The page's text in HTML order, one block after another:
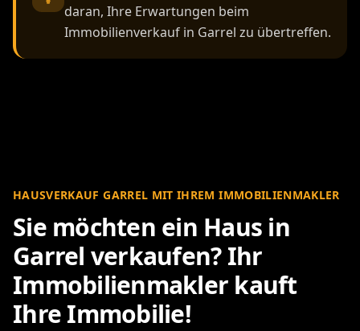
daran, Ihre Erwartungen beim
Immobilienverkauf in Garrel zu übertreffen.
HAUSVERKAUF GARREL MIT IHREM IMMOBILIENMAKLER
Sie möchten ein Haus in
Garrel verkaufen? Ihr
Immobilienmakler kauft
Ihre Immobilie!